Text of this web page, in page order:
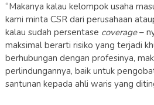
“Makanya kalau kelompok usaha
kami minta CSR dari perusahaan
kalau sudah persentase coverage–
maksimal berarti risiko yang terjadi
berhubungan dengan profesinya,
perlindungannya, baik untuk
santunan kepada ahli waris yang